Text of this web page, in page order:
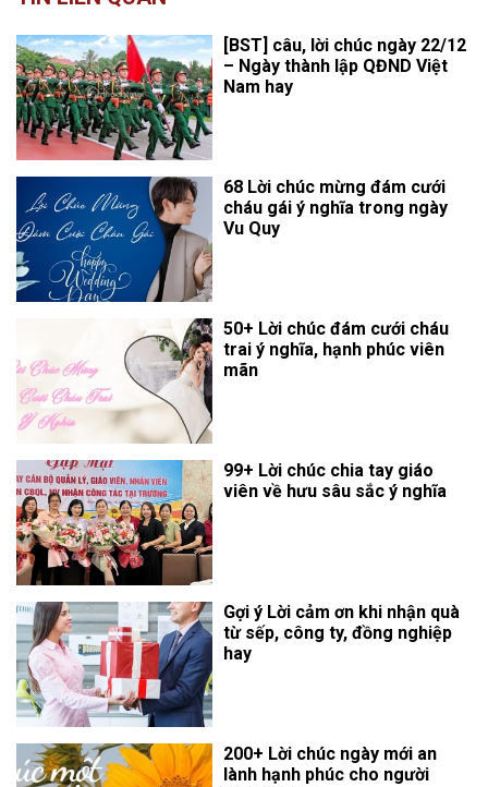
[BST] câu, lời chúc ngày 22/12
– Ngày thành lập QĐND Việt
Nam hay
68 Lời chúc mừng đám cưới
cháu gái ý nghĩa trong ngày
Vu Quy
50+ Lời chúc đám cưới cháu
trai ý nghĩa, hạnh phúc viên
mãn
99+ Lời chúc chia tay giáo
viên về hưu sâu sắc ý nghĩa
Gợi ý Lời cảm ơn khi nhận quà
từ sếp, công ty, đồng nghiệp
hay
200+ Lời chúc ngày mới an
lành hạnh phúc cho người